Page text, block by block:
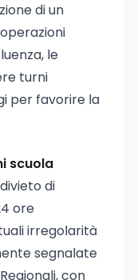
di un
le
turni
per favorire la
scuola
di
ore
irregolarità
segnalate
con